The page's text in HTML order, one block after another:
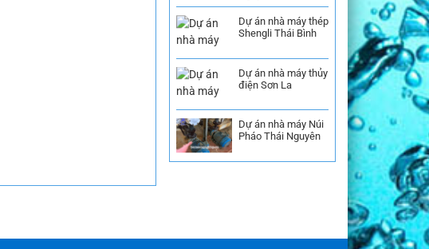
Dự án nhà máy thép
Shengli Thái Bình
Dự án nhà máy thủy
điện Sơn La
Dự án nhà máy Núi
Pháo Thái Nguyên